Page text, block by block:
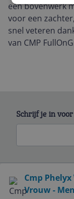
een bovenwerk
voor een
snel veteren
van CMP
Cmp
Vrouw -
Schrijf je in
Service